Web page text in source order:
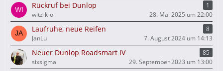
Rückruf bei Dunlop
1
witz-k-o
28. Mai 2025 um 22:00
Laufruhe, neue Reifen
8
JanLu
7. August 2024 um 14:13
Neuer Dunlop Roadsmart IV
85
sixsigma
29. September 2023 um 13:00